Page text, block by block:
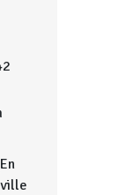
En
ville